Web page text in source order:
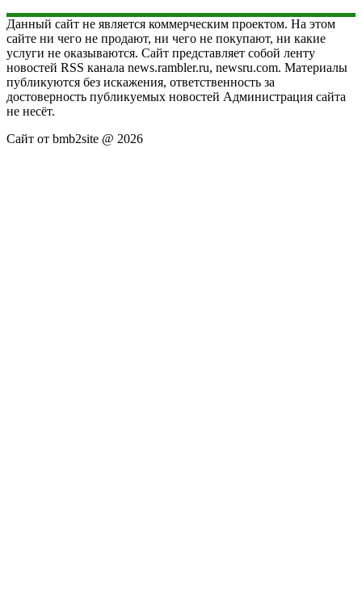
Данный сайт не является коммерческим проектом. На этом
сайте ни чего не продают, ни чего не покупают, ни какие
услуги не оказываются. Сайт представляет собой ленту
новостей RSS канала news.rambler.ru, newsru.com. Материалы
публикуются без искажения, ответственность за
достоверность публикуемых новостей Администрация сайта
не несёт.
Сайт от bmb2site @ 2026